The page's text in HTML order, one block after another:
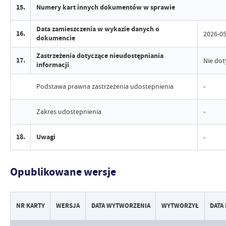
15. Numery kart innych dokumentów w sprawie
16.
Data zamieszczenia w wykazie danych o
dokumencie
2026-
17.
Zastrzeżenia dotyczące nieudostępniania
informacji
Nie
Podstawa prawna zastrzeżenia udostepnienia -
Zakres udostepnienia -
18. Uwagi -
Opublikowane wersje
NR KARTY WERSJA DATA WYTWORZENIA WYTWORZYŁ